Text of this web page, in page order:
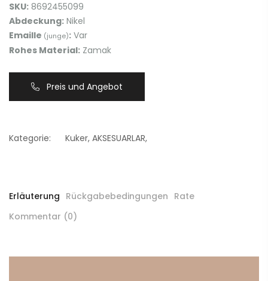
SKU: 8692455099
Abdeckung: Nikel
Emaille (junge): Var
Rohes Material: Zamak
Preis und Angebot
Kategorie: Kuker, AKSESUARLAR,
Erläuterung Rückgabebedingungen Rate
Kommentar (0)